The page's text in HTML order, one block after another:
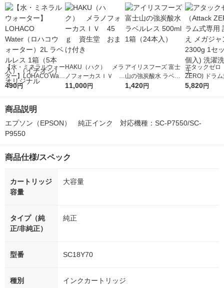
【水・ミネラルウォー
ター】LOHACO Wate
r（ロハコウォータ
シ） オリジナル
490円
HAKU（ハク） メラ
ノフォーカスＩＶ 4
5ｇ 資生堂 おまけ
11,000円
アイリスフーズ 富士
山の強炭酸水 ラベル
レス 500ml 1箱（24
1,420円
アタックゼロ
ZERO) ドラ
詰め替え メガ
5,820円
商品説明
エプソン（EPSON）　純正インク　対応機種：SC-P7550/SC-
P9550
商品仕様/スペック
カートリッジ
容量
大容量
タイプ（純
正/非純正）
純正
型番 SC18Y70
種別 インクカートリッジ